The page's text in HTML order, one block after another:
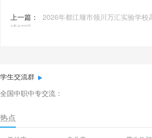
上一篇：
2026年都江堰市领川万汇实验学校
绩好吗
学生交流群
全国中职中专交流：
热点